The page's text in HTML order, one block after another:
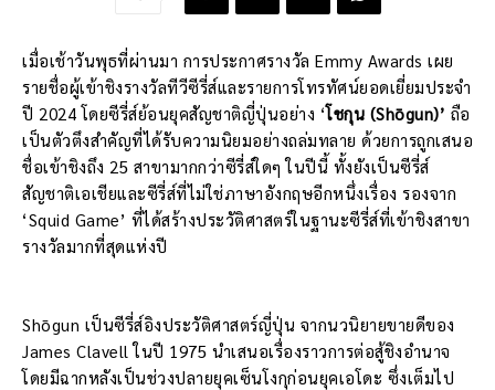
เมื่อเช้าวันพุธที่ผ่านมา การประกาศรางวัล Emmy Awards เผย
รายชื่อผู้เข้าชิงรางวัลทีวีซีรี่ส์และรายการโทรทัศน์ยอดเยี่ยมประจำ
ปี 2024 โดยซีรี่ส์ย้อนยุคสัญชาติญี่ปุ่นอย่าง ‘โชกุน (Shōgun)’ ถือ
เป็นตัวตึงสำคัญที่ได้รับความนิยมอย่างถล่มทลาย ด้วยการถูกเสนอ
ชื่อเข้าชิงถึง 25 สาขามากกว่าซีรี่ส์ใดๆ ในปีนี้ ทั้งยังเป็นซีรี่ส์
สัญชาติเอเชียและซีรี่ส์ที่ไม่ใช่ภาษาอังกฤษอีกหนึ่งเรื่อง รองจาก
‘Squid Game’ ที่ได้สร้างประวัติศาสตร์ในฐานะซีรี่ส์ที่เข้าชิงสาขา
รางวัลมากที่สุดแห่งปี
Shōgun เป็นซีรี่ส์อิงประวัติศาสตร์ญี่ปุ่น จากนวนิยายขายดีของ
James Clavell ในปี 1975 นำเสนอเรื่องราวการต่อสู้ชิงอำนาจ
โดยมีฉากหลังเป็นช่วงปลายยุคเซ็นโงกุก่อนยุคเอโดะ ซึ่งเต็มไป